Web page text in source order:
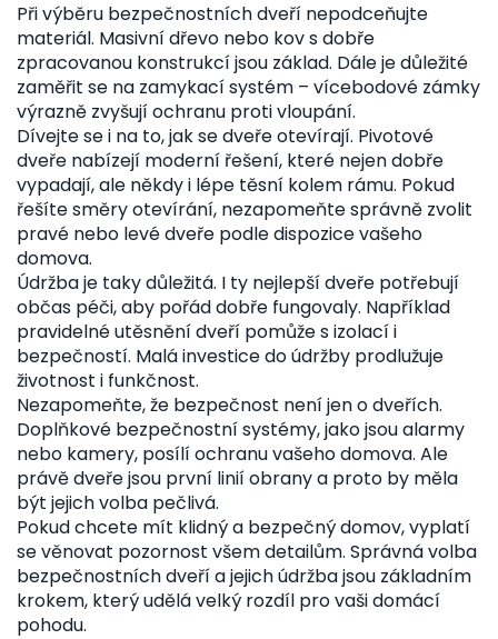
Při výběru bezpečnostních dveří nepodceňujte
materiál. Masivní dřevo nebo kov s dobře
zpracovanou konstrukcí jsou základ. Dále je důležité
zaměřit se na zamykací systém – vícebodové zámky
výrazně zvyšují ochranu proti vloupání.
Dívejte se i na to, jak se dveře otevírají. Pivotové
dveře nabízejí moderní řešení, které nejen dobře
vypadají, ale někdy i lépe těsní kolem rámu. Pokud
řešíte směry otevírání, nezapomeňte správně zvolit
pravé nebo levé dveře podle dispozice vašeho
domova.
Údržba je taky důležitá. I ty nejlepší dveře potřebují
občas péči, aby pořád dobře fungovaly. Například
pravidelné utěsnění dveří pomůže s izolací i
bezpečností. Malá investice do údržby prodlužuje
životnost i funkčnost.
Nezapomeňte, že bezpečnost není jen o dveřích.
Doplňkové bezpečnostní systémy, jako jsou alarmy
nebo kamery, posílí ochranu vašeho domova. Ale
právě dveře jsou první linií obrany a proto by měla
být jejich volba pečlivá.
Pokud chcete mít klidný a bezpečný domov, vyplatí
se věnovat pozornost všem detailům. Správná volba
bezpečnostních dveří a jejich údržba jsou základním
krokem, který udělá velký rozdíl pro vaši domácí
pohodu.